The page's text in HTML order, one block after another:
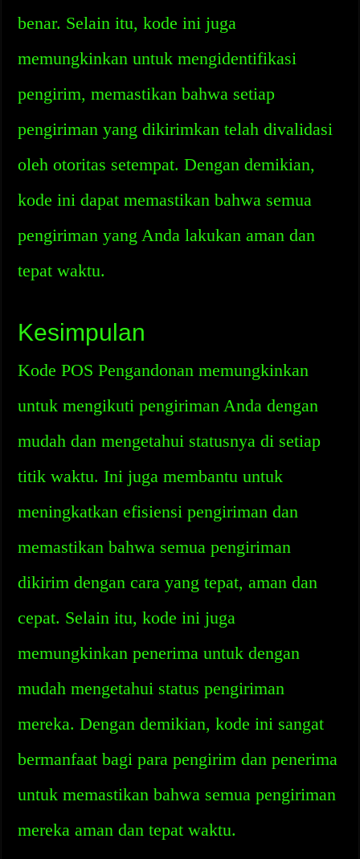
benar. Selain itu, kode ini juga
memungkinkan untuk mengidentifikasi
pengirim, memastikan bahwa setiap
pengiriman yang dikirimkan telah divalidasi
oleh otoritas setempat. Dengan demikian,
kode ini dapat memastikan bahwa semua
pengiriman yang Anda lakukan aman dan
tepat waktu.
Kesimpulan
Kode POS Pengandonan memungkinkan
untuk mengikuti pengiriman Anda dengan
mudah dan mengetahui statusnya di setiap
titik waktu. Ini juga membantu untuk
meningkatkan efisiensi pengiriman dan
memastikan bahwa semua pengiriman
dikirim dengan cara yang tepat, aman dan
cepat. Selain itu, kode ini juga
memungkinkan penerima untuk dengan
mudah mengetahui status pengiriman
mereka. Dengan demikian, kode ini sangat
bermanfaat bagi para pengirim dan penerima
untuk memastikan bahwa semua pengiriman
mereka aman dan tepat waktu.